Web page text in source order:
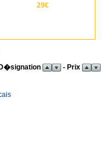
29€
- Prix